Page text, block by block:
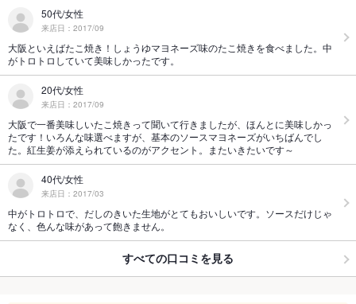
50代/女性
来店日：2017/09
大阪といえばたこ焼き！しょうゆマヨネーズ味のたこ焼きを食べました。中
がトロトロしていて美味しかったです。
20代/女性
来店日：2017/09
大阪で一番美味しいたこ焼きって聞いて行きましたが、ほんとに美味しかっ
たです！いろんな味選べますが、基本のソースマヨネーズがいちばんでし
た。紅生姜が添えられているのがアクセント。またいきたいです～
40代/女性
来店日：2017/03
中がトロトロで、だしのきいた生地がとてもおいしいです。ソースだけじゃ
なく、色んな味があって飽きません。
すべての口コミを見る